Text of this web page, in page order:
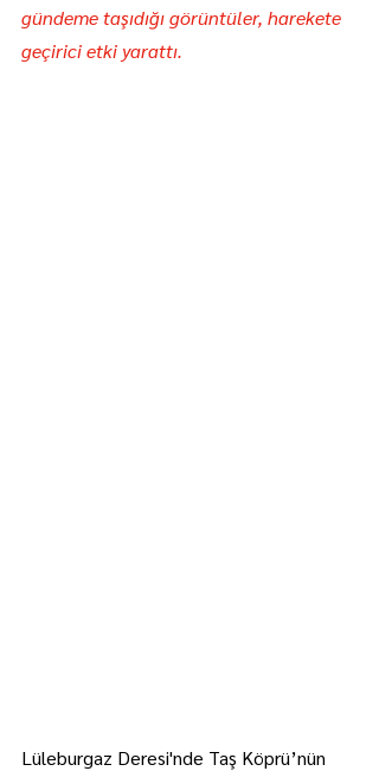
gündeme taşıdığı görüntüler, harekete
geçirici etki yarattı.
Lüleburgaz Deresi'nde Taş Köprü’nün